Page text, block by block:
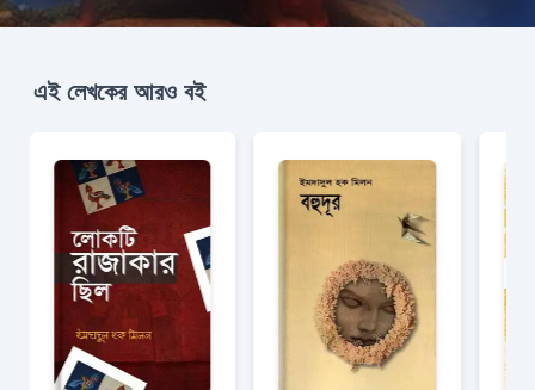
এই লেখকের আরও বই